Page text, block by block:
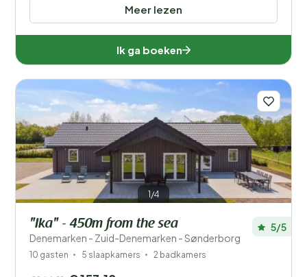
Meer lezen
Ik ga boeken
1/4
"Ika" - 450m from the sea
Denemarken - Zuid-Denemarken - Sønderborg
5/5
10 gasten 5 slaapkamers 2 badkamers